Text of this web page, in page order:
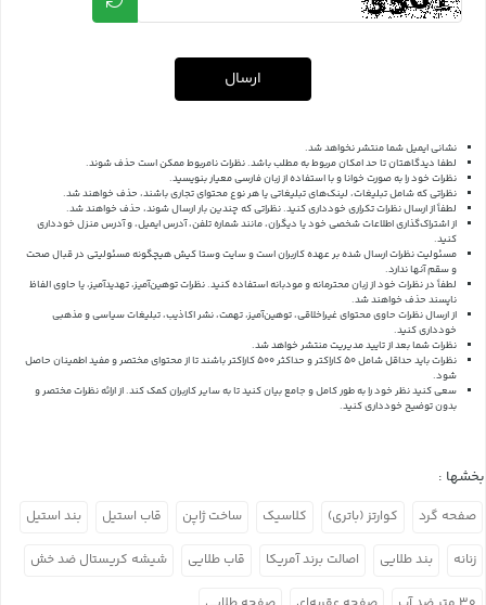
ارسال
نشانی ایمیل شما منتشر نخواهد شد.
لطفا دیدگاهتان تا حد امکان مربوط به مطلب باشد. نظرات نامربوط ممکن است حذف شوند.
نظرات خود را به صورت خوانا و با استفاده از زبان فارسی معیار بنویسید.
نظراتی که شامل تبلیغات، لینک‌های تبلیغاتی یا هر نوع محتوای تجاری باشند، حذف خواهند شد.
لطفاً از ارسال نظرات تکراری خودداری کنید. نظراتی که چندین بار ارسال شوند، حذف خواهند شد.
از اشتراک‌گذاری اطلاعات شخصی خود یا دیگران، مانند شماره تلفن، آدرس ایمیل، و آدرس منزل خودداری
کنید.
مسئولیت نظرات ارسال شده بر عهده کاربران است و سایت وستا کیش هیچگونه مسئولیتی در قبال صحت
و سقم آنها ندارد.
لطفاً در نظرات خود از زبان محترمانه و مودبانه استفاده کنید. نظرات توهین‌آمیز، تهدیدآمیز، یا حاوی الفاظ
ناپسند حذف خواهند شد.
از ارسال نظرات حاوی محتوای غیراخلاقی، توهین‌آمیز، تهمت، نشر اکاذیب، تبلیغات سیاسی و مذهبی
خودداری کنید.
نظرات شما بعد از تایید مدیریت منتشر خواهد شد.
نظرات باید حداقل شامل 50 کاراکتر و حداکثر 500 کاراکتر باشند تا از محتوای مختصر و مفید اطمینان حاصل
شود.
سعی کنید نظر خود را به طور کامل و جامع بیان کنید تا به سایر کاربران کمک کند.از ارائه نظرات مختصر و
بدون توضیح خودداری کنید.
بخشها :
صفحه گرد کوارتز (باتری) کلاسیک ساخت ژاپن قاب استیل بند استیل
زنانه بند طلایی اصالت برند آمریکا قاب طلایی شیشه کریستال ضد خش